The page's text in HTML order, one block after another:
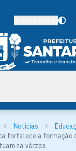
Notícias
fortalece a formação
na várzea